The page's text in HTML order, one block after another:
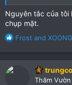
Nguyên tắc của tôi
chụp mặt.
R
Frost and XOONG
Thăm